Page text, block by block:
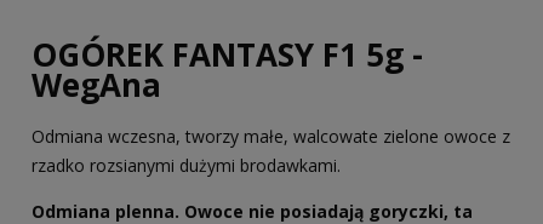
OGÓREK FANTASY F1 5g -
WegAna
Odmiana wczesna, tworzy małe, walcowate zielone owoce z
rzadko rozsianymi dużymi brodawkami.
Odmiana plenna. Owoce nie posiadają goryczki, ta